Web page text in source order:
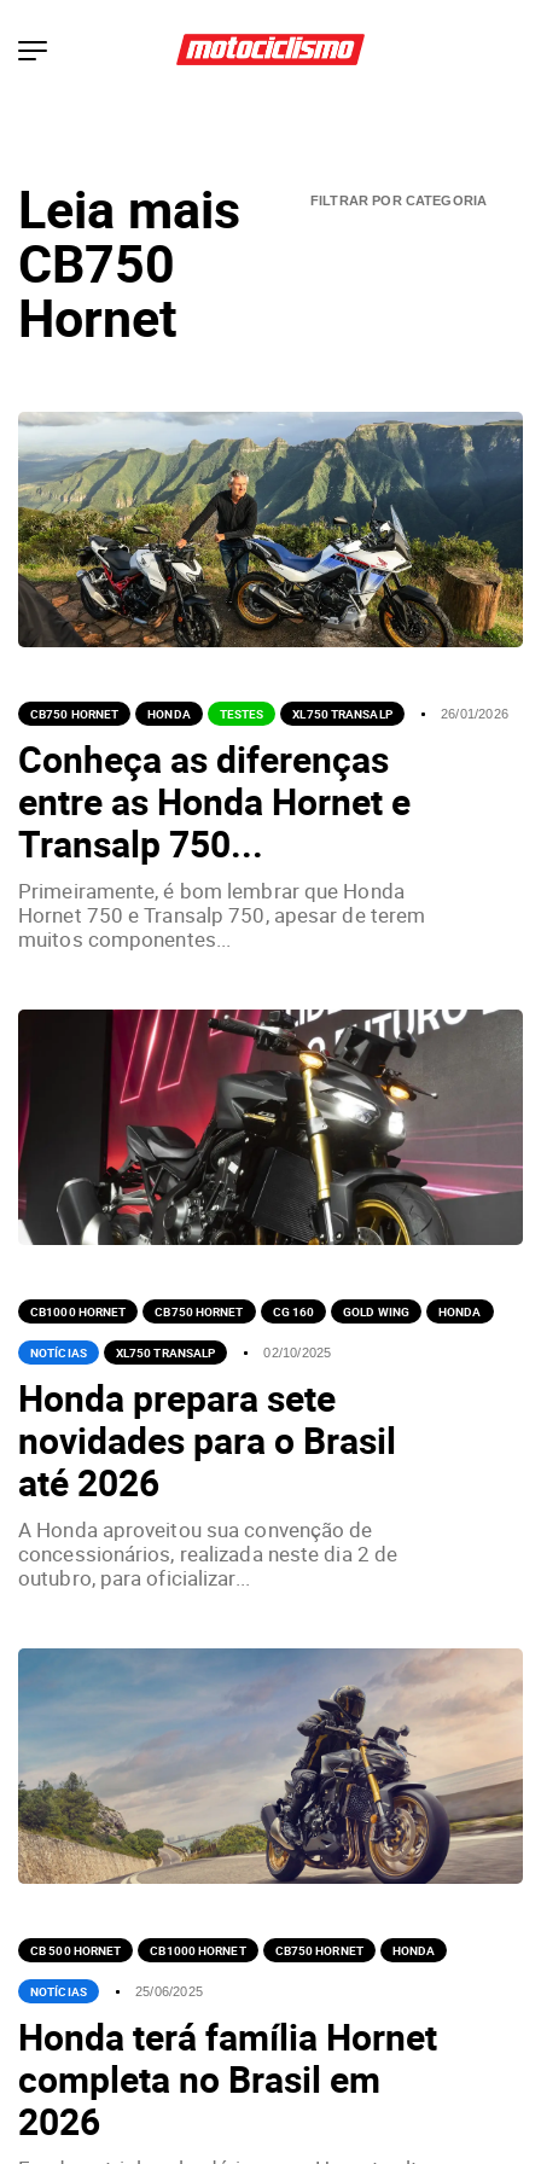
Leia mais
CB750
Hornet
CB750 HORNET HONDA TESTES XL750 TRANSALP 26/01/2026
Conheça as diferenças
entre as Honda Hornet e
Transalp 750...
Primeiramente, é bom lembrar que Honda
Hornet 750 e Transalp 750, apesar de terem
muitos componentes...
CB1000 HORNET CB750 HORNET CG 160 GOLD WING HONDA
NOTÍCIAS XL750 TRANSALP 02/10/2025
Honda prepara sete
novidades para o Brasil
até 2026
A Honda aproveitou sua convenção de
concessionários, realizada neste dia 2 de
outubro, para oficializar...
CB 500 HORNET CB1000 HORNET CB750 HORNET HONDA
NOTÍCIAS 25/06/2025
Honda terá família Hornet
completa no Brasil em
2026